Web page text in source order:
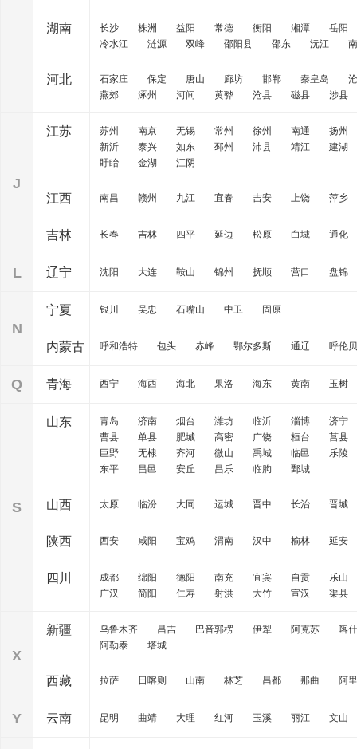
湖南 长沙 株洲 益阳 常德 衡阳 湘潭
岳阳
冷水江
涟源 双峰 邵阳县 邵东 沅江
河北 石家庄 保定 唐山 廊坊 邯郸 秦皇岛
燕郊
涿州 河间 黄骅 沧县 磁县 涉县
J
江苏 苏州 南京 无锡 常州 徐州 南通
扬州
新沂
泰兴 如东 邳州 沛县 靖江
建湖
盱眙
金湖 江阴
江西 南昌 赣州 九江 宜春 吉安 上饶 萍乡
吉林 长春 吉林 四平 延边 松原 白城 通化
L 辽宁 沈阳 大连 鞍山 锦州 抚顺 营口 盘锦
N
宁夏 银川 吴忠 石嘴山 中卫 固原
内蒙古 呼和浩特 包头 赤峰 鄂尔多斯 通辽 呼伦
Q 青海 西宁 海西 海北 果洛 海东 黄南 玉树
S
山东 青岛 济南 烟台 潍坊 临沂 淄博
济宁
曹县
单县 肥城 高密 广饶 桓台
莒县
巨野
无棣 齐河 微山 禹城 临邑
乐陵
东平
昌邑 安丘 昌乐 临朐 鄄城
山西 太原 临汾 大同 运城 晋中 长治 晋城
陕西 西安 咸阳 宝鸡 渭南 汉中 榆林 延安
四川 成都 绵阳 德阳 南充 宜宾 自贡
乐山
广汉
简阳 仁寿 射洪 大竹 宣汉 渠县
X
新疆 乌鲁木齐 昌吉 巴音郭楞 伊犁 阿克苏
喀什
阿勒泰
塔城
西藏 拉萨 日喀则 山南 林芝 昌都 那曲 阿里
Y 云南 昆明 曲靖 大理 红河 玉溪 丽江 文山